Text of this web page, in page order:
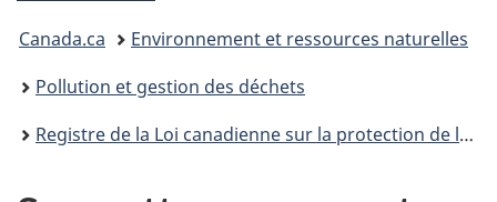
Vous
êtes
ici :
Canada.ca
Environnement et ressources naturelles
Pollution et gestion des déchets
Registre de la Loi canadienne sur la protection de l’environnement